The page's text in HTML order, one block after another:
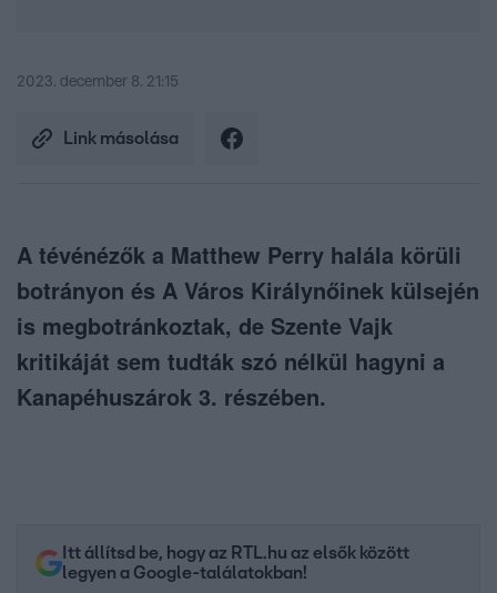
2023. december 8. 21:15
Link másolása
A tévénézők a Matthew Perry halála körüli
botrányon és A Város Királynőinek külsején
is megbotránkoztak, de Szente Vajk
kritikáját sem tudták szó nélkül hagyni a
Kanapéhuszárok 3. részében.
Itt állítsd be, hogy az RTL.hu az elsők között
legyen a Google-találatokban!